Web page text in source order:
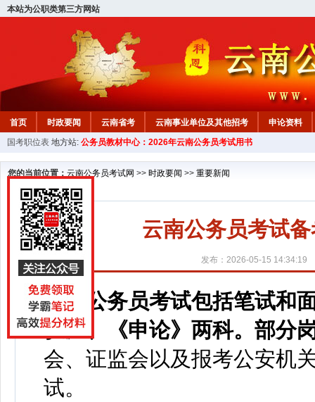
本站为公职类第三方网站
首页 时政要闻 云南省考 云南事业单位及其他招考
申论资料
国考职位表 地方站: 公务员教材中心：2026年云南公务员考试用书
您的当前位置： 云南公务员考试网 >> 时政要闻 >> 重要新闻
云南公务员考试
发布：2026-05-15 14:34:19
公务员考试包括笔试和
验》、《申论》两科。部分
会、证监会以及报考公安机
试。